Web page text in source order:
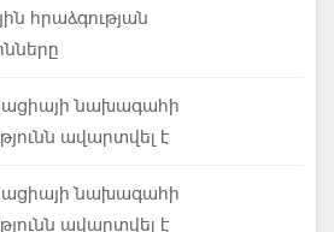
հրաձգության
նախագահի
ավարտվել է
նախագահի
ավարտվել է